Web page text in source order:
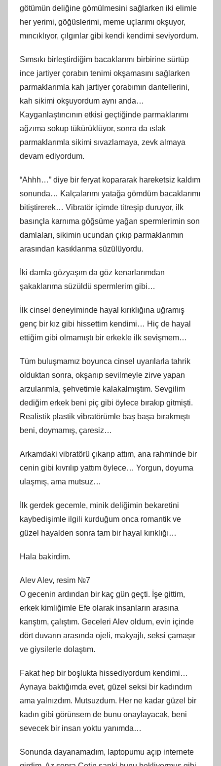
götümün deliğine gömülmesini sağlarken iki elimle
her yerimi, göğüslerimi, meme uçlarımı okşuyor,
mıncıklıyor, çılgınlar gibi kendi kendimi seviyordum.
Sımsıkı birleştirdiğim bacaklarımı birbirine sürtüp
ince jartiyer çorabın tenimi okşamasını sağlarken
parmaklarımla kah jartiyer çorabımın dantellerini,
kah sikimi okşuyordum aynı anda…
Kayganlaştırıcının etkisi geçtiğinde parmaklarımı
ağzıma sokup tükürüklüyor, sonra da ıslak
parmaklarımla sikimi sıvazlamaya, zevk almaya
devam ediyordum.
“Ahhh…” diye bir feryat kopararak hareketsiz kaldım
sonunda… Kalçalarımı yatağa gömdüm bacaklarımı
bitiştirerek… Vibratör içimde titreşip duruyor, ilk
basınçla karnıma göğsüme yağan spermlerimin son
damlaları, sikimin ucundan çıkıp parmaklarımın
arasından kasıklarıma süzülüyordu.
İki damla gözyaşım da göz kenarlarımdan
şakaklarıma süzüldü spermlerim gibi…
İlk cinsel deneyiminde hayal kırıklığına uğramış
genç bir kız gibi hissettim kendimi… Hiç de hayal
ettiğim gibi olmamıştı bir erkekle ilk sevişmem…
Tüm buluşmamız boyunca cinsel uyarılarla tahrik
olduktan sonra, okşanıp sevilmeyle zirve yapan
arzularımla, şehvetimle kalakalmıştım. Sevgilim
dediğim erkek beni piç gibi öylece bırakıp gitmişti.
Realistik plastik vibratörümle baş başa bırakmıştı
beni, doymamış, çaresiz…
Arkamdaki vibratörü çıkarıp attım, ana rahminde bir
cenin gibi kıvrılıp yattım öylece… Yorgun, doyuma
ulaşmış, ama mutsuz…
İlk gerdek gecemle, minik deliğimin bekaretini
kaybedişimle ilgili kurduğum onca romantik ve
güzel hayalden sonra tam bir hayal kırıklığı…
Hala bakirdim.
Alev Alev, resim №7
O gecenin ardından bir kaç gün geçti. İşe gittim,
erkek kimliğimle Efe olarak insanların arasına
karıştım, çalıştım. Geceleri Alev oldum, evin içinde
dört duvarın arasında ojeli, makyajlı, seksi çamaşır
ve giysilerle dolaştım.
Fakat hep bir boşlukta hissediyordum kendimi…
Aynaya baktığımda evet, güzel seksi bir kadındım
ama yalnızdım. Mutsuzdum. Her ne kadar güzel bir
kadın gibi görünsem de bunu onaylayacak, beni
sevecek bir insan yoktu yanımda…
Sonunda dayanamadım, laptopumu açıp internete